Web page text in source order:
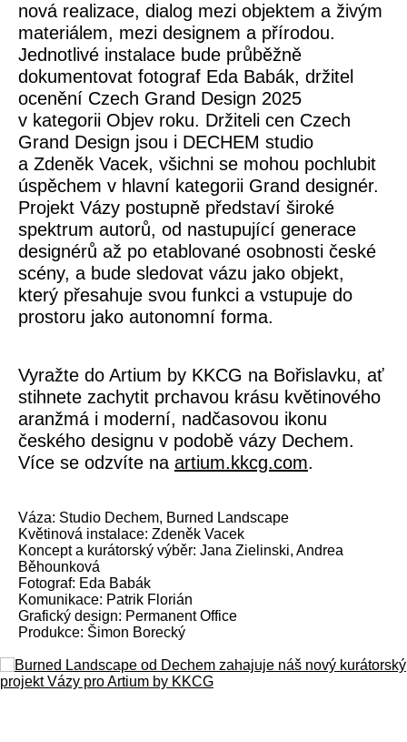
nová realizace, dialog mezi objektem a živým
materiálem, mezi designem a přírodou.
Jednotlivé instalace bude průběžně
dokumentovat fotograf Eda Babák, držitel
ocenění Czech Grand Design 2025
v kategorii Objev roku. Držiteli cen Czech
Grand Design jsou i DECHEM studio
a Zdeněk Vacek, všichni se mohou pochlubit
úspěchem v hlavní kategorii Grand designér.
Projekt Vázy postupně představí široké
spektrum autorů, od nastupující generace
designérů až po etablované osobnosti české
scény, a bude sledovat vázu jako objekt,
který přesahuje svou funkci a vstupuje do
prostoru jako autonomní forma.
Vyražte do Artium by KKCG na Bořislavku, ať
stihnete zachytit prchavou krásu květinového
aranžmá i moderní, nadčasovou ikonu
českého designu v podobě vázy Dechem.
Více se odzvíte na artium.kkcg.com.
Váza: Studio Dechem, Burned Landscape
Květinová instalace: Zdeněk Vacek
Koncept a kurátorský výběr: Jana Zielinski, Andrea
Běhounková
Fotograf: Eda Babák
Komunikace: Patrik Florián
Grafický design: Permanent Office
Produkce: Šimon Borecký